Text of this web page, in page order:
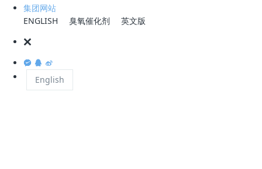
集团网站
ENGLISH
臭氧催化剂 英文版
English
溪镇、蒲岐镇、南岳镇、石帆街道部分、天成街道部分以及乐清湾临港产
业区等地的污水处理任务。该项目已完成三期建设，日处理水量可达到8
万吨。
污水处理厂最引人注目的特点是采用了竖向多级AO处理工艺。这种“竖
向”模式将以往多个池塘叠加起来，让污水从下往上流动，通过厌氧层、